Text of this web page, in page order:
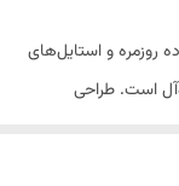
روزمره و استایل‌های
است. طراحی